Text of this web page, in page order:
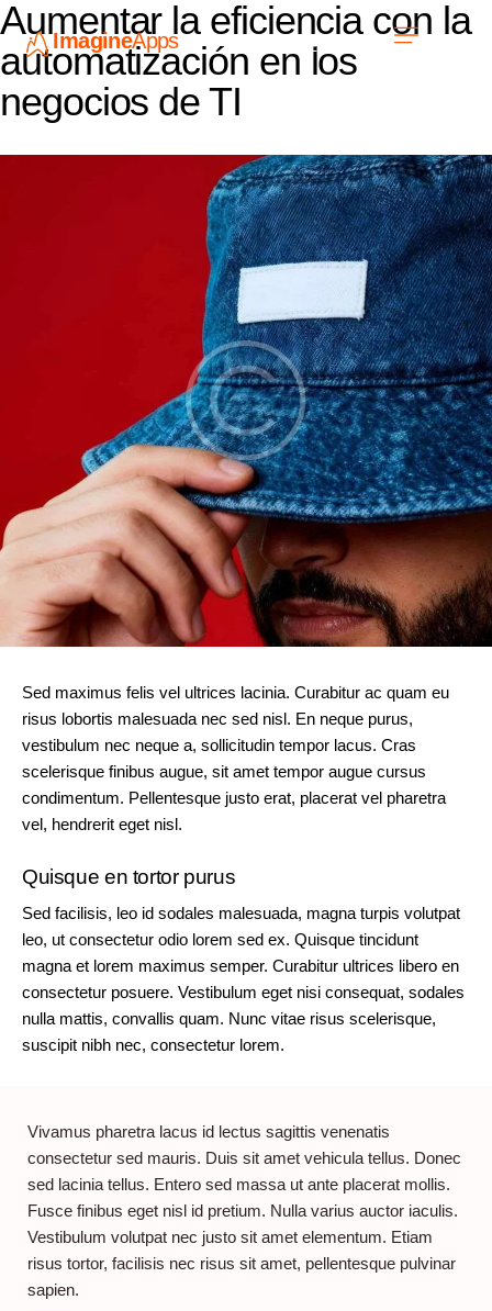
ImagineApps ES
Aumentar la eficiencia con la
automatización en los
negocios de TI
Sed maximus felis vel ultrices lacinia. Curabitur ac quam eu
risus lobortis malesuada nec sed nisl. En neque purus,
vestibulum nec neque a, sollicitudin tempor lacus. Cras
scelerisque finibus augue, sit amet tempor augue cursus
condimentum. Pellentesque justo erat, placerat vel pharetra
vel, hendrerit eget nisl.
Quisque en tortor purus
Sed facilisis, leo id sodales malesuada, magna turpis volutpat
leo, ut consectetur odio lorem sed ex. Quisque tincidunt
magna et lorem maximus semper. Curabitur ultrices libero en
consectetur posuere. Vestibulum eget nisi consequat, sodales
nulla mattis, convallis quam. Nunc vitae risus scelerisque,
suscipit nibh nec, consectetur lorem.
Vivamus pharetra lacus id lectus sagittis venenatis
consectetur sed mauris. Duis sit amet vehicula tellus. Donec
sed lacinia tellus. Entero sed massa ut ante placerat mollis.
Fusce finibus eget nisl id pretium. Nulla varius auctor iaculis.
Vestibulum volutpat nec justo sit amet elementum. Etiam
risus tortor, facilisis nec risus sit amet, pellentesque pulvinar
sapien.